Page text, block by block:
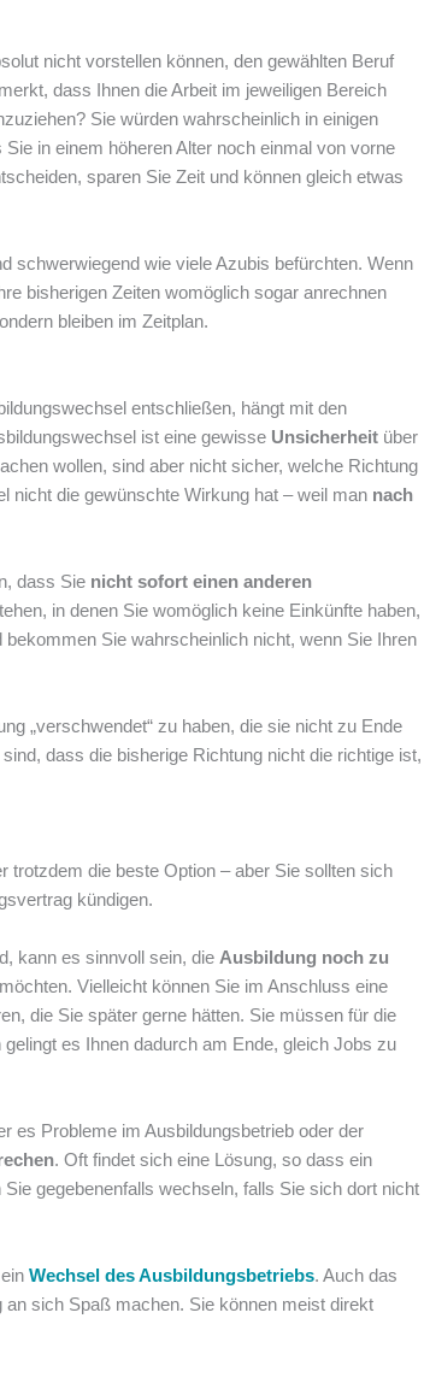
nicht vorstellen können, den gewählten Beruf
dass Ihnen die Arbeit im jeweiligen Bereich
Sie würden wahrscheinlich in einigen
in einem höheren Alter noch einmal von vorne
sparen Sie Zeit und können gleich etwas
schwerwiegend wie viele Azubis befürchten. Wenn
bisherigen Zeiten womöglich sogar anrechnen
bleiben im Zeitplan.
entschließen, hängt mit den
ist eine gewisse Unsicherheit über
wollen, sind aber nicht sicher, welche Richtung
nicht die gewünschte Wirkung hat – weil man nach
dass Sie nicht sofort einen anderen
in denen Sie womöglich keine Einkünfte haben,
bekommen Sie wahrscheinlich nicht, wenn Sie Ihren
„verschwendet“ zu haben, die sie nicht zu Ende
dass die bisherige Richtung nicht die richtige ist,
trotzdem die beste Option – aber Sie sollten sich
kündigen.
kann es sinnvoll sein, die Ausbildung noch zu
Vielleicht können Sie im Anschluss eine
die Sie später gerne hätten. Sie müssen für die
es Ihnen dadurch am Ende, gleich Jobs zu
es Probleme im Ausbildungsbetrieb oder der
. Oft findet sich eine Lösung, so dass ein
gegebenenfalls wechseln, falls Sie sich dort nicht
Wechsel des Ausbildungsbetriebs. Auch das
sich Spaß machen. Sie können meist direkt